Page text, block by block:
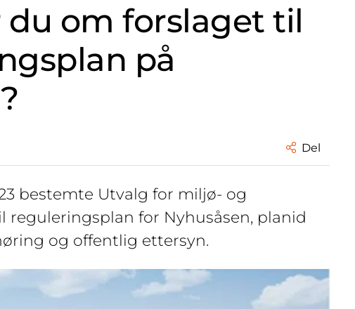
du om forslaget til
på
Del
bestemte Utvalg for miljø- og
reguleringsplan for Nyhusåsen, planid
og offentlig ettersyn.